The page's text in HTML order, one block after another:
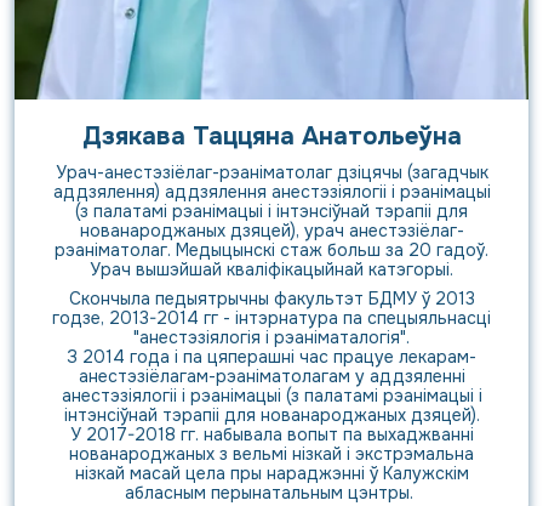
Дзякава Таццяна Анатольеўна
Урач-анестэзіёлаг-рэаніматолаг дзіцячы (загадчык
аддзялення) аддзялення анестэзіялогіі і рэанімацыі
(з палатамі рэанімацыі і інтэнсіўнай тэрапіі для
нованароджаных дзяцей), урач анестэзіёлаг-
рэаніматолаг. Медыцынскі стаж больш за 20 гадоў.
Урач вышэйшай кваліфікацыйнай катэгорыі.
Скончыла педыятрычны факультэт БДМУ ў 2013
годзе, 2013-2014 гг - інтэрнатура па спецыяльнасці
"анестэзіялогія і рэаніматалогія".
З 2014 года і па цяперашні час працуе лекарам-
анестэзіёлагам-рэаніматолагам у аддзяленні
анестэзіялогіі і рэанімацыі (з палатамі рэанімацыі і
інтэнсіўнай тэрапіі для нованароджаных дзяцей).
У 2017-2018 гг. набывала вопыт па выхаджванні
нованароджаных з вельмі нізкай і экстрэмальна
нізкай масай цела пры нараджэнні ў Калужскім
абласным перынатальным цэнтры.